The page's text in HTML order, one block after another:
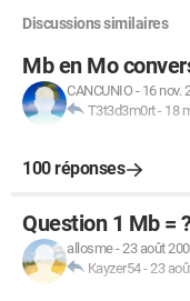
Discussions similaires
Mb en Mo
CANCUNIO - 16 nov.
T3t3d3m0rt- 18
100 réponses
Question 1 Mb =
allosme-23 août
Kayzer54-23